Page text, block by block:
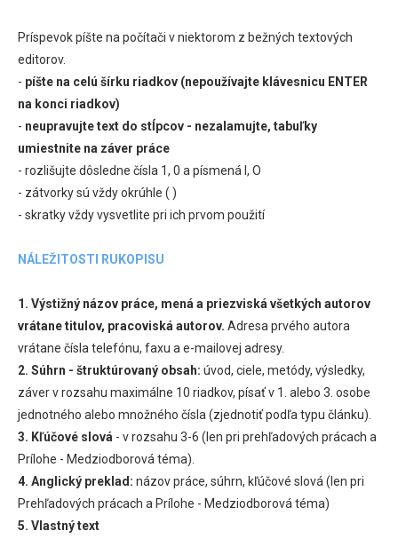
Príspevok píšte na počítači v niektorom z bežných textových
editorov.
- píšte na celú šírku riadkov (nepoužívajte klávesnicu ENTER
na konci riadkov)
- neupravujte text do stĺpcov - nezalamujte, tabuľky
umiestnite na záver práce
- rozlišujte dôsledne čísla 1, 0 a písmená l, O
- zátvorky sú vždy okrúhle ( )
- skratky vždy vysvetlite pri ich prvom použití
NÁLEŽITOSTI RUKOPISU
1. Výstižný názov práce, mená a priezviská všetkých autorov
vrátane titulov, pracoviská autorov. Adresa prvého autora
vrátane čísla telefónu, faxu a e-mailovej adresy.
2. Súhrn - štruktúrovaný obsah: úvod, ciele, metódy, výsledky,
záver v rozsahu maximálne 10 riadkov, písať v 1. alebo 3. osobe
jednotného alebo množného čísla (zjednotiť podľa typu článku).
3. Kľúčové slová - v rozsahu 3-6 (len pri prehľadových prácach a
Prílohe - Medziodborová téma).
4. Anglický preklad: názov práce, súhrn, kľúčové slová (len pri
Prehľadových prácach a Prílohe - Medziodborová téma)
5. Vlastný text